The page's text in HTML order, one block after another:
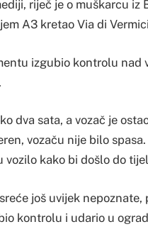
riječ je o muškarcu iz
A3 kretao Via di
izgubio kontrolu
dva sata, a vozač je
vozaču nije bilo
vozilo kako bi došlo do
još uvijek
kontrolu i udario u